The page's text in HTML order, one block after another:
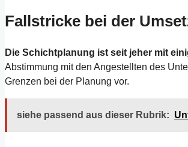
Fallstricke bei der
Die Schichtplanung ist seit jeher mit
Abstimmung mit den Angestellten des
Grenzen bei der Planung vor.
siehe passend aus dieser Rubrik: